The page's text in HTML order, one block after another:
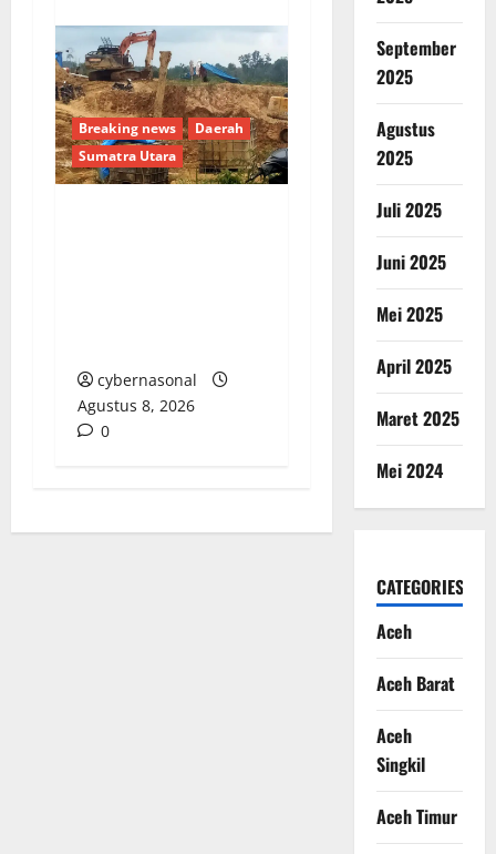
Breaking news
Daerah
Sumatra Utara
cybernasonal
Agustus 8, 2026
0
September
2025
Agustus
2025
Juli 2025
Juni 2025
Mei 2025
April 2025
Maret 2025
Mei 2024
CATEGORIES
Aceh
Aceh Barat
Aceh
Singkil
Aceh Timur